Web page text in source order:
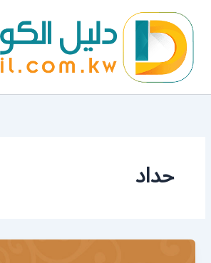
المحتوى
حداد